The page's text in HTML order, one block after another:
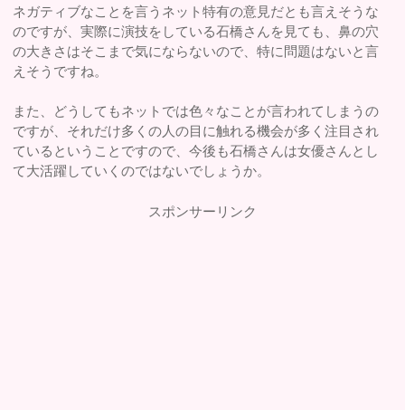
ネガティブなことを言うネット特有の意見だとも言えそうな
のですが、実際に演技をしている石橋さんを見ても、鼻の穴
の大きさはそこまで気にならないので、特に問題はないと言
えそうですね。
また、どうしてもネットでは色々なことが言われてしまうの
ですが、それだけ多くの人の目に触れる機会が多く注目され
ているということですので、今後も石橋さんは女優さんとし
て大活躍していくのではないでしょうか。
スポンサーリンク